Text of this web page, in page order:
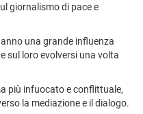
giornalismo di pace e
una grande influenza
sul loro evolversi una volta
più infuocato e conflittuale,
la mediazione e il dialogo.